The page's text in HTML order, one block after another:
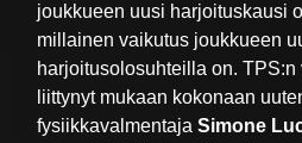
joukkueen uusi harjoituskausi
millainen vaikutus joukkueen
harjoitusolosuhteilla on.
liittynyt mukaan kokonaan
fysiikkavalmentajaSimone